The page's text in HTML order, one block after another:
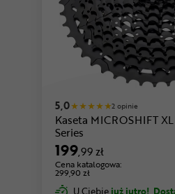
5,0 2 opinie
Kaseta MICROSHIFT
Series
199,99 zł
Cena katalogowa:
299,90 zł
U Ciebie już jutro!